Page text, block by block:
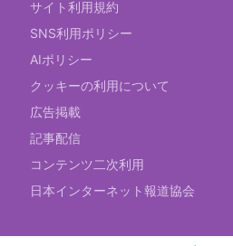
サイト利用規約
SNS利用ポリシー
AIポリシー
クッキーの利用について
広告掲載
記事配信
コンテンツ二次利用
日本インターネット報道協会